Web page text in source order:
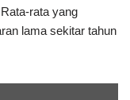
rata yang
lama sekitar tahun